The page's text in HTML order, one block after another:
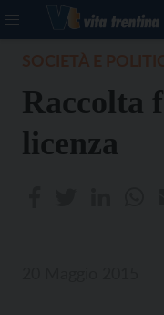
Raccolta
licenza